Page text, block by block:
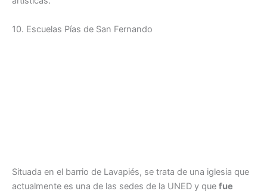
10. Escuelas Pías de San Fernando
Situada en el barrio de Lavapiés, se trata de una iglesia que
actualmente es una de las sedes de la UNED y que fue